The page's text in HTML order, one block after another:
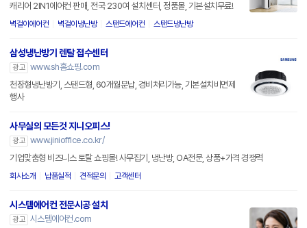
캐리어 2IN1에어컨 판매, 전국 230여 설치센터, 정품몰, 기본설치무료!
벽걸이에어컨 벽걸이냉난방 스탠드에어컨 스탠드냉난방
삼성냉난방기 렌탈 접수센터
광고 www.sh홈쇼핑.com
천장형냉난방기, 스탠드형, 60개월분납, 경비처리가능, 기본설치비면제
행사
사무실의 모든것 지니오피스!
광고 www.jinioffice.co.kr/
기업맞춤형 비즈니스 토탈 쇼핑몰! 사무집기, 냉난방, OA전문, 상품+가격 경쟁력
회사소개 납품실적 견적문의 고객센터
시스템에어컨 전문시공 설치
광고 시스템에어컨.com